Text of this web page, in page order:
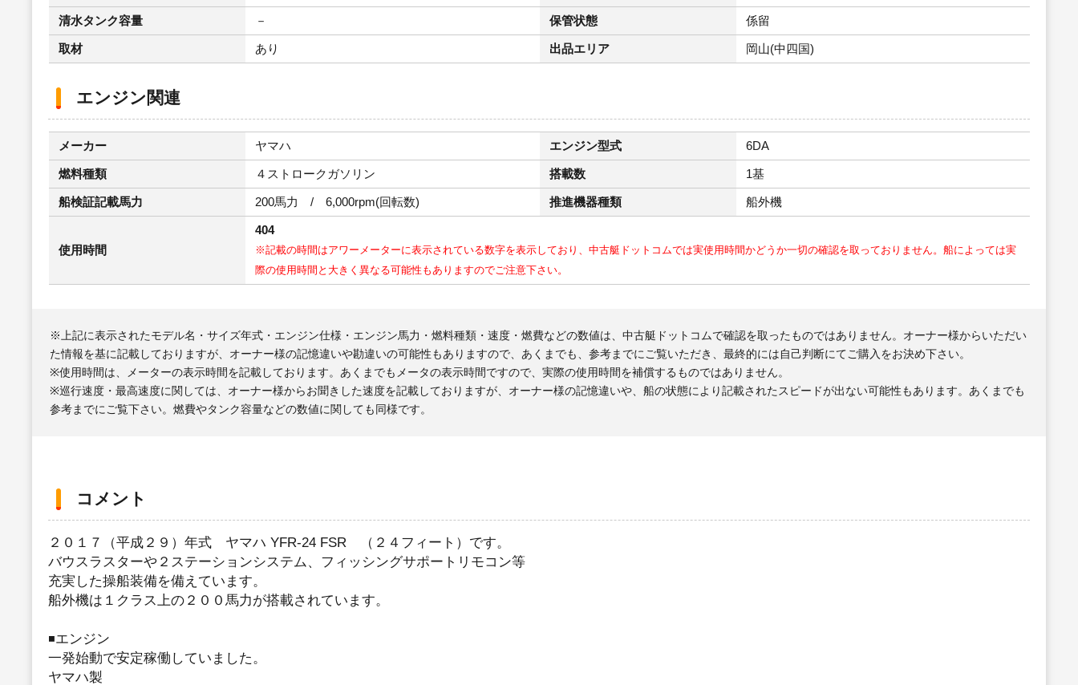
清水タンク容量 － 保管状態 係留
取材 あり 出品エリア 岡山(中四国)
エンジン関連
メーカー ヤマハ エンジン型式 6DA
燃料種類 ４ストロークガソリン 搭載数 1基
船検証記載馬力 200馬力 / 6,000rpm(回転数) 推進機器種類 船外機
使用時間
404
※記載の時間はアワーメーターに表示されている数字を表示しており、中古艇ドットコムでは実使用時間かどうか一切の確認を取っておりません。船によっては実
際の使用時間と大きく異なる可能性もありますのでご注意下さい。
※上記に表示されたモデル名・サイズ年式・エンジン仕様・エンジン馬力・燃料種類・速度・燃費などの数値は、中古艇ドットコムで確認を取ったものではありません。オーナー様からいただい
た情報を基に記載しておりますが、オーナー様の記憶違いや勘違いの可能性もありますので、あくまでも、参考までにご覧いただき、最終的には自己判断にてご購入をお決め下さい。
※使用時間は、メーターの表示時間を記載しております。あくまでもメータの表示時間ですので、実際の使用時間を補償するものではありません。
※巡行速度・最高速度に関しては、オーナー様からお聞きした速度を記載しておりますが、オーナー様の記憶違いや、船の状態により記載されたスピードが出ない可能性もあります。あくまでも
参考までにご覧下さい。燃費やタンク容量などの数値に関しても同様です。
コメント
２０１７（平成２９）年式 ヤマハ YFR-24 FSR （２４フィート）です。
バウスラスターや２ステーションシステム、フィッシングサポートリモコン等
充実した操船装備を備えています。
船外機は１クラス上の２００馬力が搭載されています。
◾️エンジン
一発始動で安定稼働していました。
ヤマハ製